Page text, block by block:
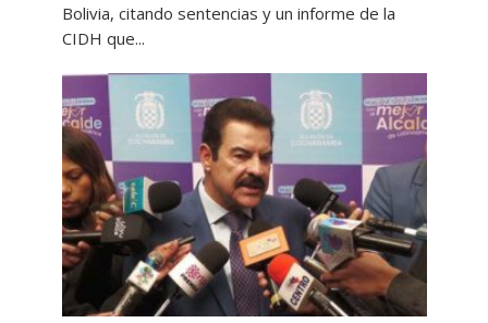
Bolivia, citando sentencias y un informe de la
CIDH que...